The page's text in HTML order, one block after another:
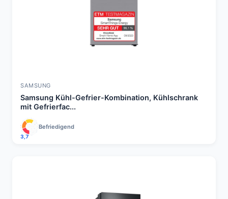
SAMSUNG
Samsung Kühl-Gefrier-Kombination, Kühlschrank
mit Gefrierfac...
3,7
Befriedigend